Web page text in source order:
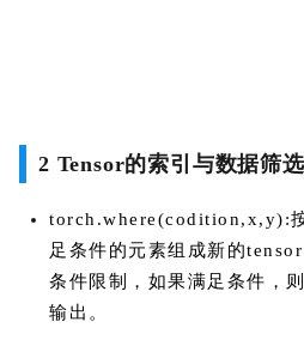
2 Tensor的索引与数据筛选
torch.where(codition,x,y):
足条件的元素组成新的
条件限制，如果满足条件，
输出。